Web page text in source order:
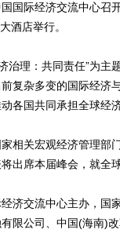
际经济交流中心召开
酒店举行。
理：共同责任”为主
复杂多变的国际经济
各国共同承担全球经
关宏观经济管理部
出席本届峰会，就全
交流中心主办，国
限公司、中国(海南)